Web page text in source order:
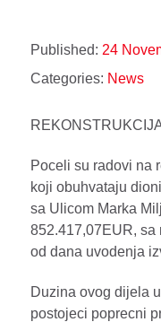
Published: 24
Categories: News
Poceli su radovi na
koji obuhvataju
sa Ulicom Marka
852.417,07EUR, sa
od dana uvodenja
Duzina ovog dijela
postojeci poprecni